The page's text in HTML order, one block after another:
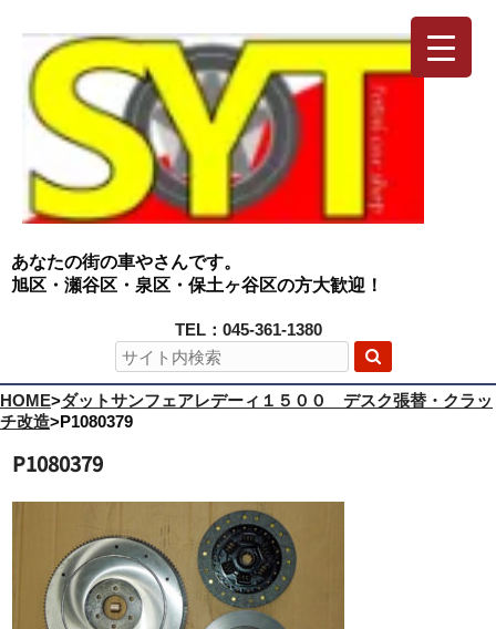
あなたの街の車やさんです。
旭区・瀬谷区・泉区・保土ヶ谷区の方大歓迎！
TEL：045-361-1380
HOME>ダットサンフェアレデーィ１５００ デスク張替・クラッ
チ改造>P1080379
P1080379